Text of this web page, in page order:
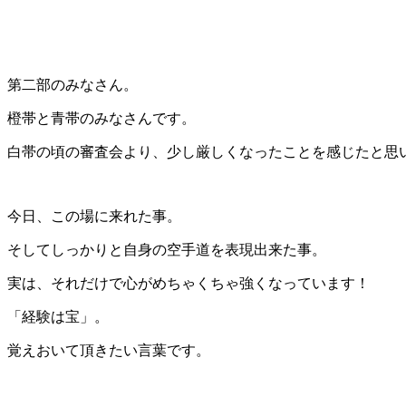
第二部のみなさん。
橙帯と青帯のみなさんです。
白帯の頃の審査会より、少し厳しくなったことを感じたと思
今日、この場に来れた事。
そしてしっかりと自身の空手道を表現出来た事。
実は、それだけで心がめちゃくちゃ強くなっています！
「経験は宝」。
覚えおいて頂きたい言葉です。